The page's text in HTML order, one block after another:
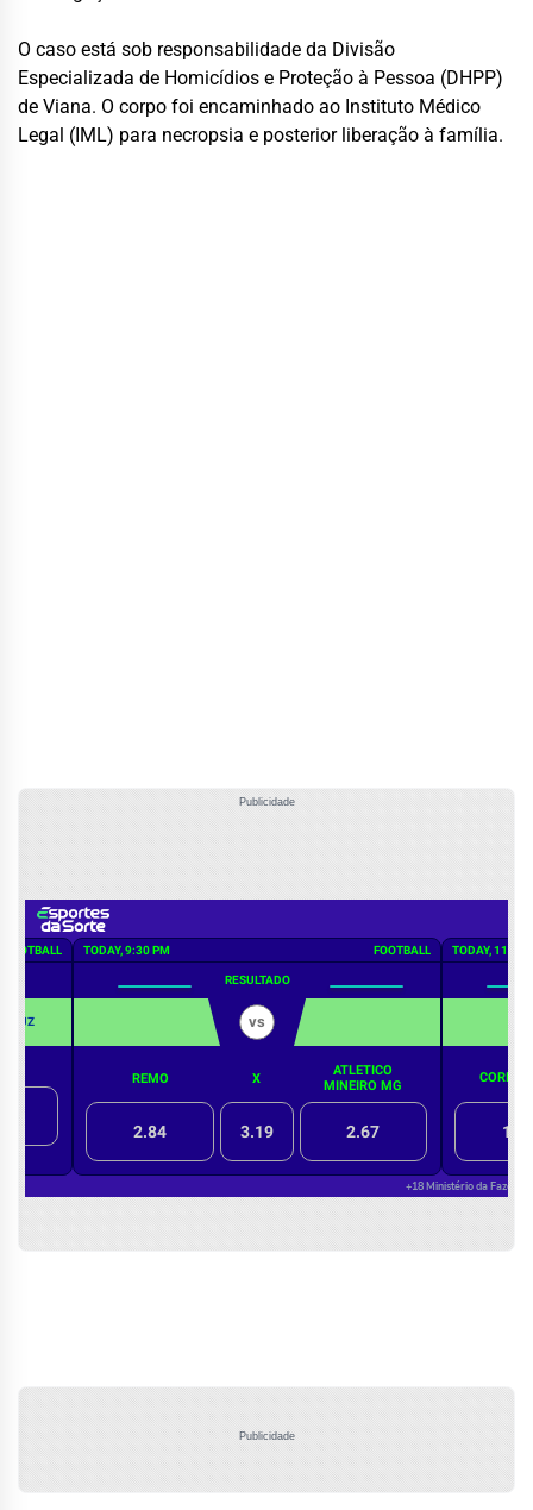
O caso está sob responsabilidade da Divisão
Especializada de Homicídios e Proteção à Pessoa (DHPP)
de Viana. O corpo foi encaminhado ao Instituto Médico
Legal (IML) para necropsia e posterior liberação à família.
Publicidade
Publicidade